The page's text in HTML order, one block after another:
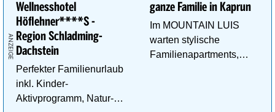
Wellnesshotel
Höflehner****S -
Region Schladming-
Dachstein
Perfekter Familienurlaub
inkl. Kinder-
Aktivprogramm, Natur-
ganze Familie in Kaprun
Im MOUNTAIN LUIS
warten stylische
Familienapartments,